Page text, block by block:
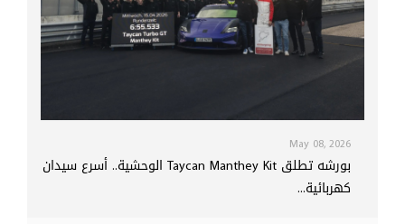
May 08, 2026
بورشه تطلق Taycan Manthey Kit الوحشية.. أسرع سيدان
كهربائية...